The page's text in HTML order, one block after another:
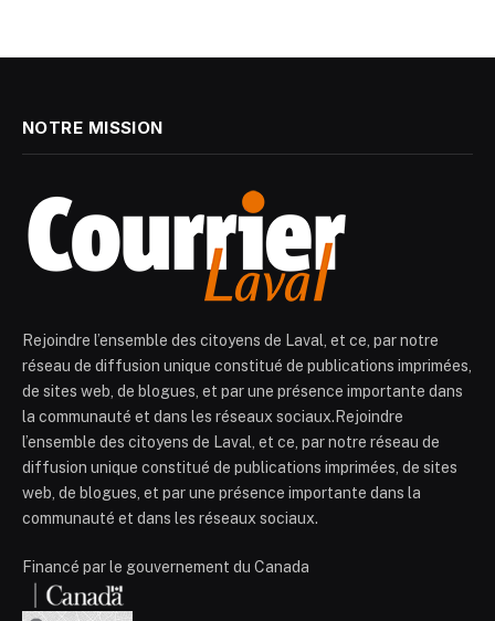
NOTRE MISSION
Rejoindre l’ensemble des citoyens de Laval, et ce, par notre
réseau de diffusion unique constitué de publications imprimées,
de sites web, de blogues, et par une présence importante dans
la communauté et dans les réseaux sociaux.Rejoindre
l’ensemble des citoyens de Laval, et ce, par notre réseau de
diffusion unique constitué de publications imprimées, de sites
web, de blogues, et par une présence importante dans la
communauté et dans les réseaux sociaux.
Financé par le gouvernement du Canada